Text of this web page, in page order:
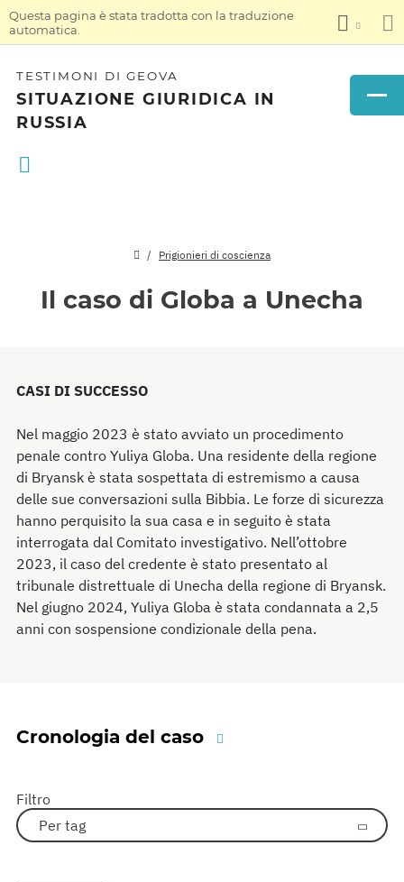
Questa pagina è stata tradotta con la traduzione
automatica.
TESTIMONI DI GEOVA
SITUAZIONE GIURIDICA IN
RUSSIA
Prigionieri di coscienza
Il caso di Globa a Unecha
CASI DI SUCCESSO
Nel maggio 2023 è stato avviato un procedimento
penale contro Yuliya Globa. Una residente della regione
di Bryansk è stata sospettata di estremismo a causa
delle sue conversazioni sulla Bibbia. Le forze di sicurezza
hanno perquisito la sua casa e in seguito è stata
interrogata dal Comitato investigativo. Nell’ottobre
2023, il caso del credente è stato presentato al
tribunale distrettuale di Unecha della regione di Bryansk.
Nel giugno 2024, Yuliya Globa è stata condannata a 2,5
anni con sospensione condizionale della pena.
Cronologia del caso
Filtro
Per tag